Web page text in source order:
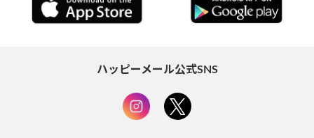
ハッピーメール公式SNS